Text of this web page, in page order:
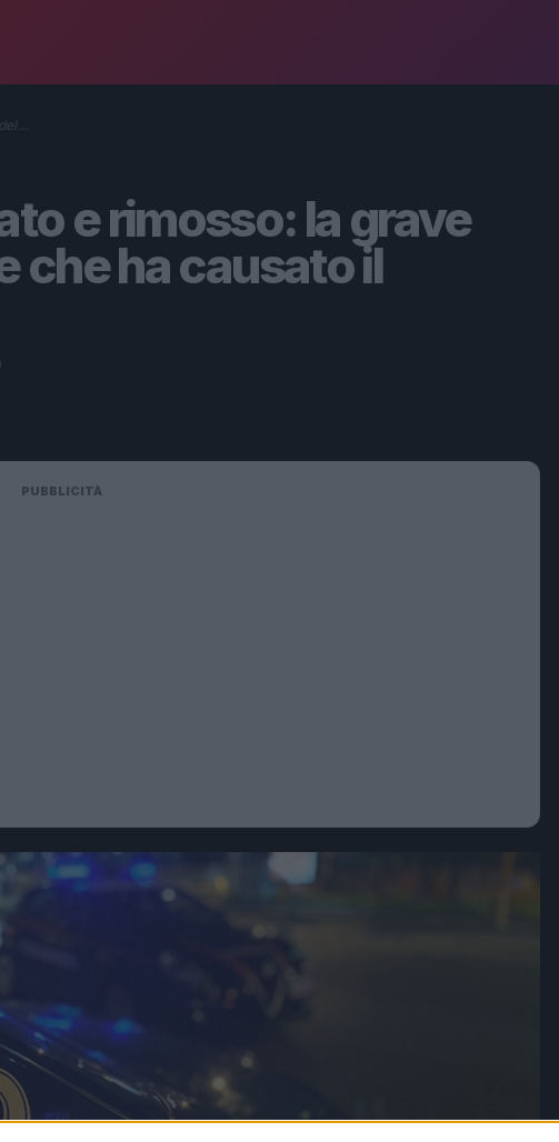
e rimosso: la grave
che ha causato il
PUBBLICITÀ